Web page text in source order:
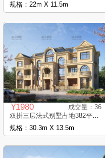
规格：22m X 11.5m
¥1980
成交量：36
双拼三层法式别墅占地382平豪华大气的自..
规格：30.3m X 13.5m